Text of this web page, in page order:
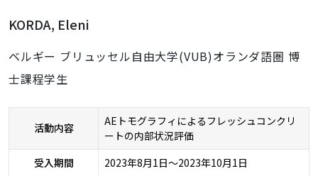
KORDA, Eleni
ベルギー ブリュッセル自由大学(VUB)オランダ語圏 博
士課程学生
活動内容
AEトモグラフィによるフレッシュコンクリ
ートの内部状況評価
受入期間
2023年8月1日～2023年10月1日